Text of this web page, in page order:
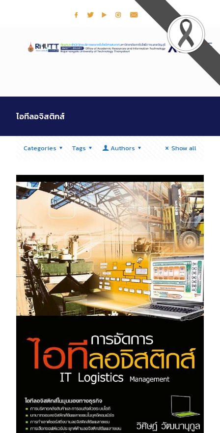
ไอทีลอจิสติกส์
Categories Tags Authors Show all